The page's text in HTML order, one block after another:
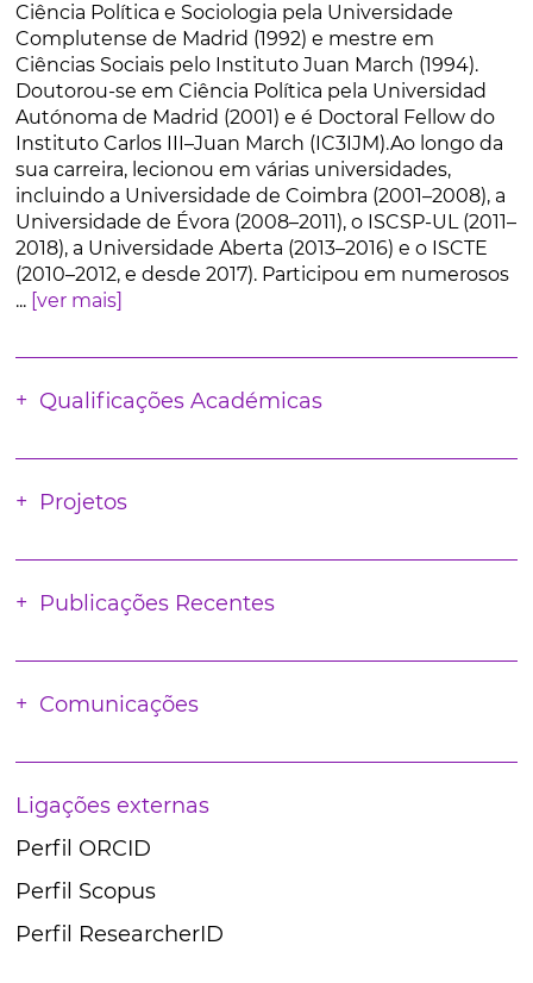
Ciência Política e Sociologia pela Universidade
Complutense de Madrid (1992) e mestre em
Ciências Sociais pelo Instituto Juan March (1994).
Doutorou-se em Ciência Política pela Universidad
Autónoma de Madrid (2001) e é Doctoral Fellow do
Instituto Carlos III–Juan March (IC3IJM).Ao longo da
sua carreira, lecionou em várias universidades,
incluindo a Universidade de Coimbra (2001–2008), a
Universidade de Évora (2008–2011), o ISCSP-UL (2011–
2018), a Universidade Aberta (2013–2016) e o ISCTE
(2010–2012, e desde 2017). Participou em numerosos
... [ver mais]
Qualificações Académicas
Projetos
Publicações Recentes
Comunicações
Ligações externas
Perfil ORCID
Perfil Scopus
Perfil ResearcherID